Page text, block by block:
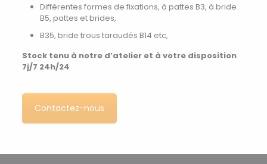
Différentes formes de fixations, à pattes B3, à bride
B5, pattes et brides,
B35, bride trous taraudés B14 etc,
Stock tenu à notre d’atelier et à votre disposition
7j/7 24h/24
Contactez-nous